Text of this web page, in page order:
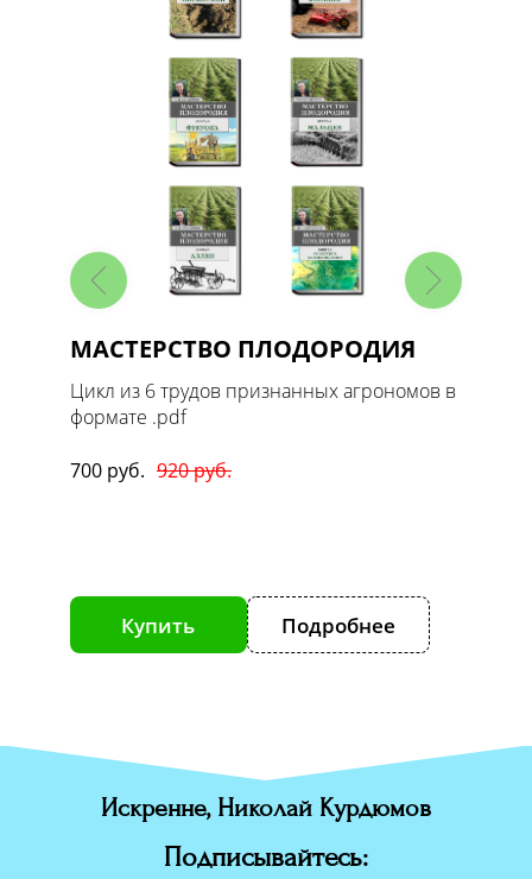
МАСТЕРСТВО ПЛОДОРОДИЯ
Цикл из 6 трудов признанных агрономов в
формате .pdf
700 руб. 920 руб.
Купить Подробнее
Искренне, Николай Курдюмов
Подписывайтесь: